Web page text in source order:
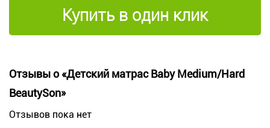
Купить в один клик
Отзывы о «Детский матрас Baby Medium/Hard
BeautySon»
Отзывов пока нет